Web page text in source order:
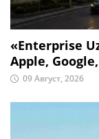
«Enterprise
Apple,
09 Август, 2026